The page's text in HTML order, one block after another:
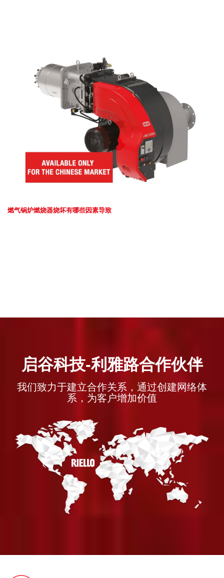
燃气锅炉燃烧器烧坏有哪些因素导致
启谷科技-利雅路合作伙伴
我们致力于建立合作关系，通过创建网络体
系，为客户增加价值